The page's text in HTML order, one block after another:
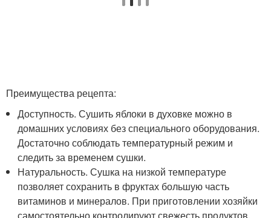
Преимущества рецепта:
Доступность. Сушить яблоки в духовке можно в
домашних условиях без специального оборудования.
Достаточно соблюдать температурный режим и
следить за временем сушки.
Натуральность. Сушка на низкой температуре
позволяет сохранить в фруктах большую часть
витаминов и минералов. При приготовлении хозяйки
самостоятельно контролируют свежесть продуктов,